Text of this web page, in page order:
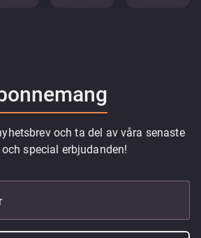
och ta del av våra senaste
och special erbjudanden!